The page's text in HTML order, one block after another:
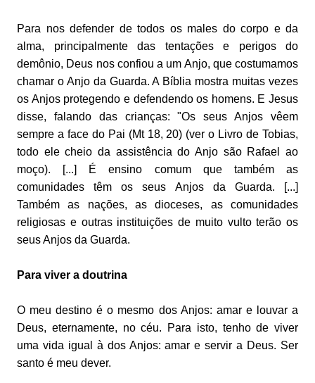
Para nos defender de todos os males do corpo e da
alma, principalmente das tentações e perigos do
demônio, Deus nos confiou a um Anjo, que costumamos
chamar o Anjo da Guarda. A Bíblia mostra muitas vezes
os Anjos protegendo e defendendo os homens. E Jesus
disse, falando das crianças: "Os seus Anjos vêem
sempre a face do Pai (Mt 18, 20) (ver o Livro de Tobias,
todo ele cheio da assistência do Anjo são Rafael ao
moço). [...] É ensino comum que também as
comunidades têm os seus Anjos da Guarda. [...]
Também as nações, as dioceses, as comunidades
religiosas e outras instituições de muito vulto terão os
seus Anjos da Guarda.
Para viver a doutrina
O meu destino é o mesmo dos Anjos: amar e louvar a
Deus, eternamente, no céu. Para isto, tenho de viver
uma vida igual à dos Anjos: amar e servir a Deus. Ser
santo é meu dever.